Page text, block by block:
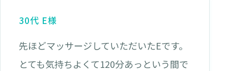
30代 E様
先ほどマッサージしていただいたEです。
とても気持ちよくて120分あっという間で